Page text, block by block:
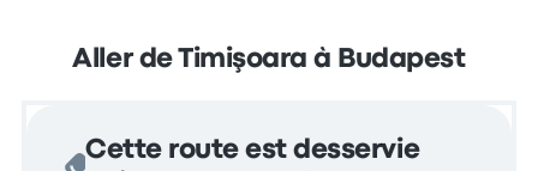
Aller de Timişoara à Budapest
Cette route est desservie